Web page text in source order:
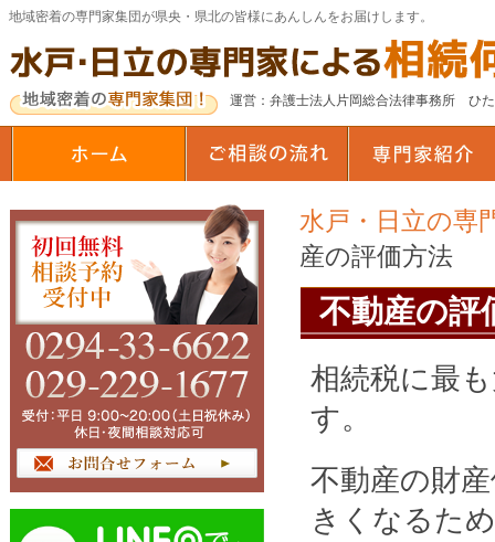
地域密着の専門家集団が県央・県北の皆様にあんしんをお届けします。
運営：弁護士法人片岡総合法律事務所 ひ
水戸・日立の専
産の評価方法
不動産の評
相続税に最
す。
不動産の財
きくなるた